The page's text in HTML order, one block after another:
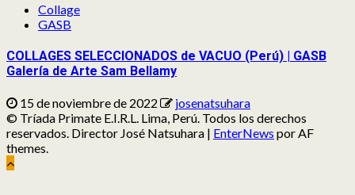
Collage
GASB
COLLAGES SELECCIONADOS de VACUO (Perú) | GASB
Galería de Arte Sam Bellamy
15 de noviembre de 2022
josenatsuhara
© Tríada Primate E.I.R.L. Lima, Perú. Todos los derechos
reservados. Director José Natsuhara | EnterNews por AF
themes.